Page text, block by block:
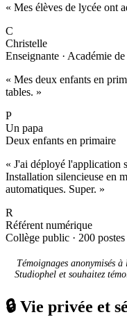
« Mes élèves de lycée ont
C
Christelle
Enseignante · Académie
« Mes deux enfants en
tables. »
P
Un papa
Deux enfants en primaire
« J'ai déployé l'application
Installation silencieuse en
automatiques. Super. »
R
Référent numérique
Collège public · 200
Témoignages anonymisés
Studiophel et souhaitez
🔒 Vie privée et